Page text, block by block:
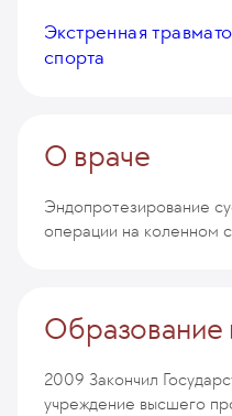
Экстренная
спорта
О враче
Эндопротезирование
операции на коленном
Образование
2009 Закончил
учреждение высшего